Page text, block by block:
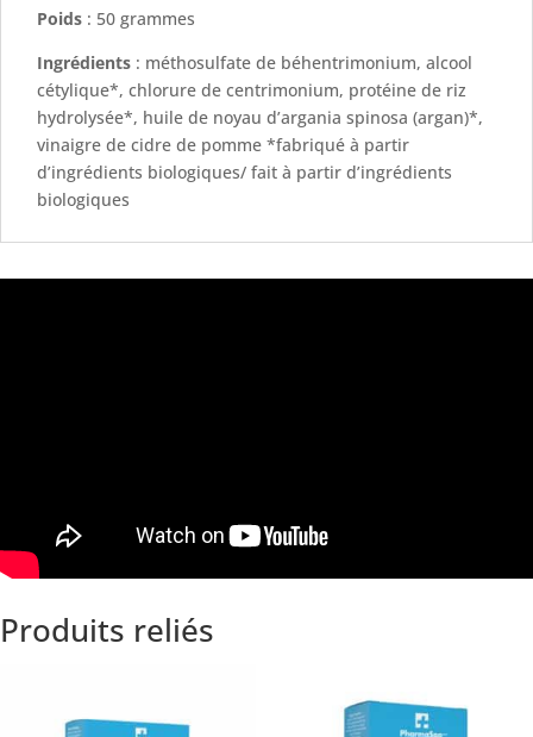
Poids : 50 grammes
Ingrédients : méthosulfate de béhentrimonium, alcool
cétylique*, chlorure de centrimonium, protéine de riz
hydrolysée*, huile de noyau d’argania spinosa (argan)*,
vinaigre de cidre de pomme *fabriqué à partir
d’ingrédients biologiques/ fait à partir d’ingrédients
biologiques
Produits reliés